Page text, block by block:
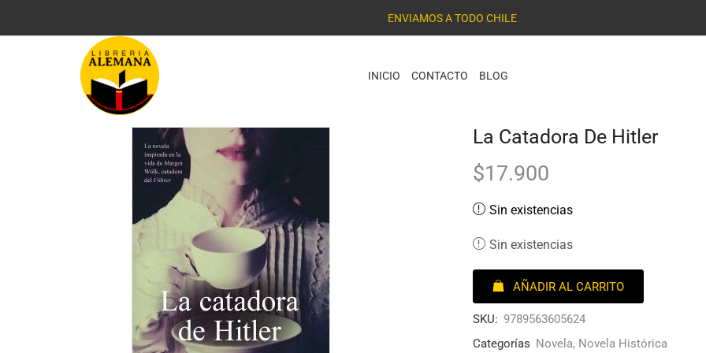
ENVIAMOS A TODO CHILE
INICIO CONTACTO BLOG
La Catadora De Hitler
$17.900
Sin existencias
Sin existencias
AÑADIR AL CARRITO
SKU: 9789563605624
Categorías Novela, Novela Histórica